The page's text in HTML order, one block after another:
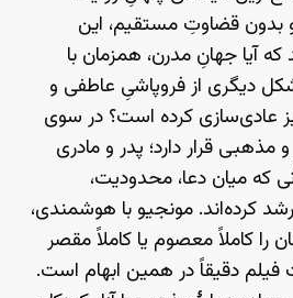
بدون قضاوتِ مستقیم، این
آیا جهانِ مدرن، همزمان با
دیگری از فروپاشیِ عاطفی و
عادی‌سازی کرده است؟ در سوی
مذهبی قرار دارد؛ پدر و مادری
که میان دعا، محدودیت،
کرده‌اند. مونجیو با هوشمندی،
را کاملاً معصوم یا کاملاً مقصر
دقیقاً در همین ابهام است.